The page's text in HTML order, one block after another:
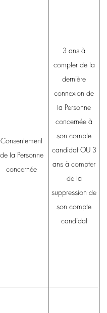
Consentement
de la Personne
concernée
3 ans à
compter de la
dernière
connexion de
la Personne
concernée à
son compte
candidat OU 3
ans à compter
de la
suppression de
son compte
candidat